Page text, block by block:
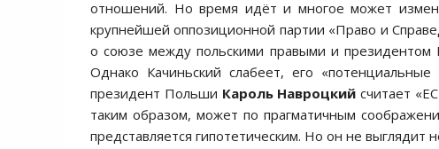
отношений. Но время идёт и многое может
крупнейшей оппозиционной партии «Право и
о союзе между польскими правыми и президентом
Однако Качиньский слабеет, его
президент Польши Кароль Навроцкий считает
таким образом, может по прагматичным
представляется гипотетическим. Но он не выглядит